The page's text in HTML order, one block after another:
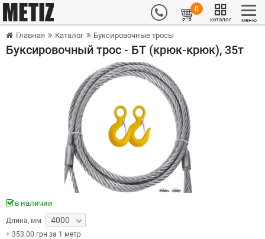
0
каталог меню
Главная Каталог Буксировочные тросы
Буксировочный трос - БТ (крюк-крюк), 35т
в наличии
Длина, мм 4000
+ 353.00 грн за 1 метр